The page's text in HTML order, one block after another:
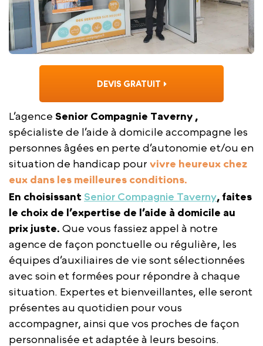
DEVIS GRATUIT
L’agence Senior Compagnie Taverny ,
spécialiste de l’aide à domicile accompagne les
personnes âgées en perte d’autonomie et/ou en
situation de handicap pour vivre heureux chez
eux dans les meilleures conditions.
En choisissant Senior Compagnie Taverny, faites
le choix de l’expertise de l’aide à domicile au
prix juste. Que vous fassiez appel à notre
agence de façon ponctuelle ou régulière, les
équipes d’auxiliaires de vie sont sélectionnées
avec soin et formées pour répondre à chaque
situation. Expertes et bienveillantes, elle seront
présentes au quotidien pour vous
accompagner, ainsi que vos proches de façon
personnalisée et adaptée à leurs besoins.